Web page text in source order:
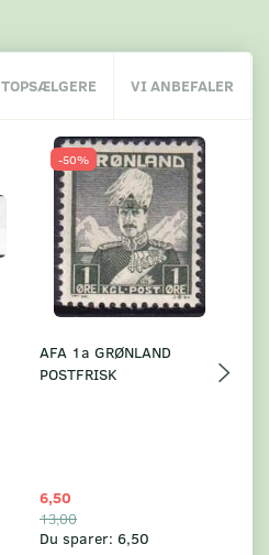
TOPSÆLGERE VI ANBEFALER
-50%
AFA 1a GRØNLAND
POSTFRISK
6,50
13,00
Du sparer: 6,50